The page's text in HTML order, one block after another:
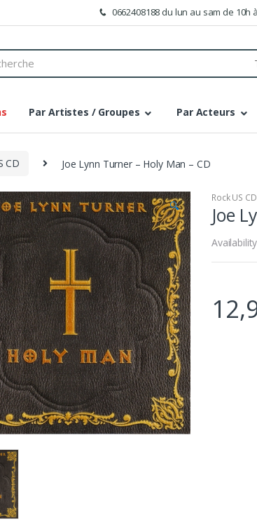
0662408188 du lun au sam de 10h
Par Artistes / Groupes Par Acteurs
CD Joe Lynn Turner – Holy Man – CD
🔍
Rock US CD
Joe